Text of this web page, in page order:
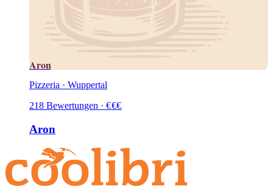
Aron
Pizzeria · Wuppertal
218 Bewertungen · €€€
Aron